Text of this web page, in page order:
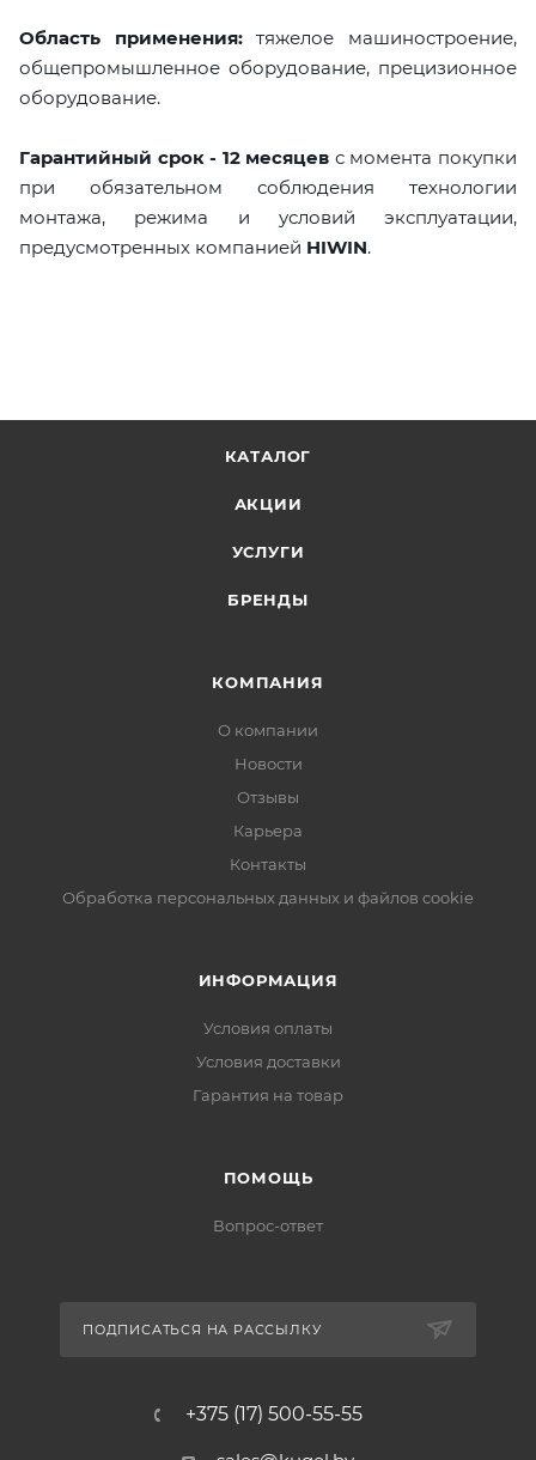
Область применения:тяжелое машиностроение,
общепромышленное оборудование, прецизионное
оборудование.
Гарантийный срок - 12 месяцев с момента покупки
при обязательном соблюдения технологии
монтажа, режима и условий эксплуатации,
предусмотренных компанией HIWIN.
КАТАЛОГ
АКЦИИ
УСЛУГИ
БРЕНДЫ
КОМПАНИЯ
О компании
Новости
Отзывы
Карьера
Контакты
Обработка персональных данных и файлов cookie
ИНФОРМАЦИЯ
Условия оплаты
Условия доставки
Гарантия на товар
ПОМОЩЬ
Вопрос-ответ
ПОДПИСАТЬСЯ НА РАССЫЛКУ
+375 (17) 500-55-55